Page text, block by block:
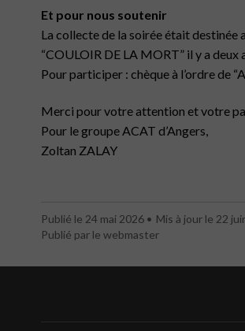
Et pour nous soutenir
La collecte de la soirée était destinée
“COULOIR DE LA MORT” il y a deux
Pour participer : chèque à l’ordre de
Merci pour votre attention et votre
Pour le groupe ACAT d’Angers,
Zoltan ZALAY
Publié le 24 mai 2026
Mis à jour le 22
Publié par le webmaster